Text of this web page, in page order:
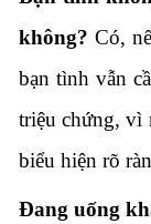
không? Có,
bạn tình vẫn
triệu chứng, vì
biểu hiện rõ
Đang uống